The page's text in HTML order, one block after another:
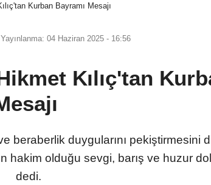
Kurban Bayramı Mesajı
Yayınlanma: 04 Haziran 2025 - 16:56
Kılıç'tan
beraberlik duygularını pekiştirmesini
olduğu sevgi, barış ve huzur
dedi.